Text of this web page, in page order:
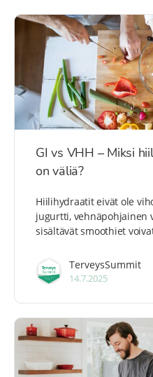
GI vs VHH – Miksi
on väliä?
Hiilihydraatit eivät ole
jugurtti, vehnäpohjainen
sisältävät smoothiet
TerveysSummit
14.7.2025